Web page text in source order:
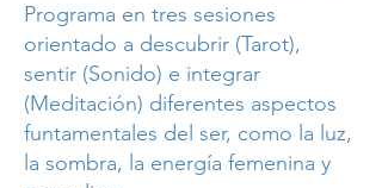
Programa en tres sesiones
orientado a descubrir (Tarot),
sentir (Sonido) e integrar
(Meditación) diferentes aspectos
funtamentales del ser, como la luz,
la sombra, la energía femenina y